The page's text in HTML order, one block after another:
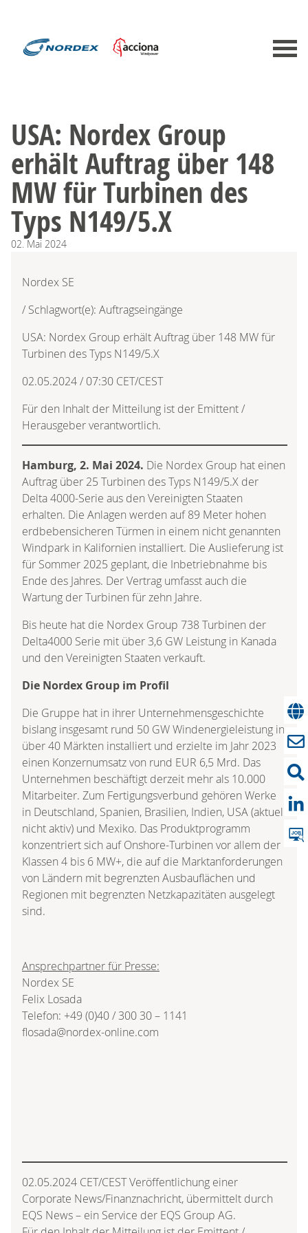
USA: Nordex Group
erhält Auftrag über 148
MW für Turbinen des
Typs N149/5.X
02. Mai 2024
Nordex SE
/ Schlagwort(e): Auftragseingänge
USA: Nordex Group erhält Auftrag über 148 MW für
Turbinen des Typs N149/5.X
02.05.2024 / 07:30 CET/CEST
Für den Inhalt der Mitteilung ist der Emittent /
Herausgeber verantwortlich.
Hamburg, 2. Mai 2024. Die Nordex Group hat einen
Auftrag über 25 Turbinen des Typs N149/5.X der
Delta 4000-Serie aus den Vereinigten Staaten
erhalten. Die Anlagen werden auf 89 Meter hohen
erdbebensicheren Türmen in einem nicht genannten
Windpark in Kalifornien installiert. Die Auslieferung ist
für Sommer 2025 geplant, die Inbetriebnahme bis
Ende des Jahres. Der Vertrag umfasst auch die
Wartung der Turbinen für zehn Jahre.
Bis heute hat die Nordex Group 738 Turbinen der
Delta4000 Serie mit über 3,6 GW Leistung in Kanada
und den Vereinigten Staaten verkauft.
Die Nordex Group im Profil
Die Gruppe hat in ihrer Unternehmensgeschichte
bislang insgesamt rund 50 GW Windenergieleistung in
über 40 Märkten installiert und erzielte im Jahr 2023
einen Konzernumsatz von rund EUR 6,5 Mrd. Das
Unternehmen beschäftigt derzeit mehr als 10.000
Mitarbeiter. Zum Fertigungsverbund gehören Werke
in Deutschland, Spanien, Brasilien, Indien, USA (aktuell
nicht aktiv) und Mexiko. Das Produktprogramm
konzentriert sich auf Onshore-Turbinen vor allem der
Klassen 4 bis 6 MW+, die auf die Marktanforderungen
von Ländern mit begrenzten Ausbauflächen und
Regionen mit begrenzten Netzkapazitäten ausgelegt
sind.
Ansprechpartner für Presse:
Nordex SE
Felix Losada
Telefon: +49 (0)40 / 300 30 – 1141
flosada@nordex-online.com
02.05.2024 CET/CEST Veröffentlichung einer
Corporate News/Finanznachricht, übermittelt durch
EQS News – ein Service der EQS Group AG.